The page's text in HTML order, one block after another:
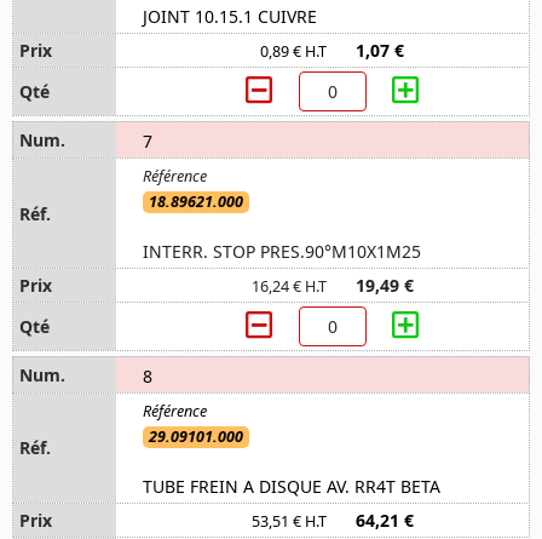
JOINT 10.15.1 CUIVRE
0,89 € H.T 1,07 €
7
18.89621.000
INTERR. STOP PRES.90°M10X1M25
16,24 € H.T 19,49 €
8
29.09101.000
TUBE FREIN A DISQUE AV. RR4T BETA
53,51 € H.T 64,21 €